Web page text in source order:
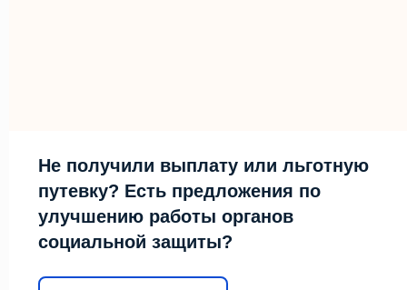
Не получили выплату или льготную
путевку? Есть предложения по
улучшению работы органов
социальной защиты?